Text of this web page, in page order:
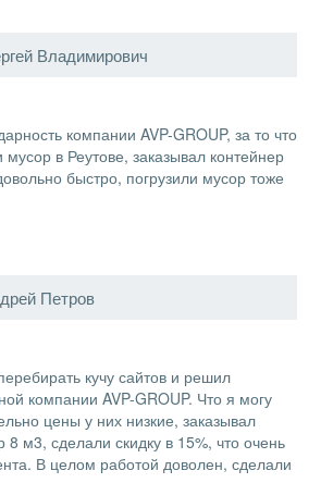
Владимирович
компании AVP-GROUP, за то что
в Реутове, заказывал контейнер
быстро, погрузили мусор тоже
Петров
кучу сайтов и решил
компании AVP-GROUP. Что я могу
цены у них низкие, заказывал
8 м3, сделали скидку в 15%, что очень
В целом работой доволен, сделали